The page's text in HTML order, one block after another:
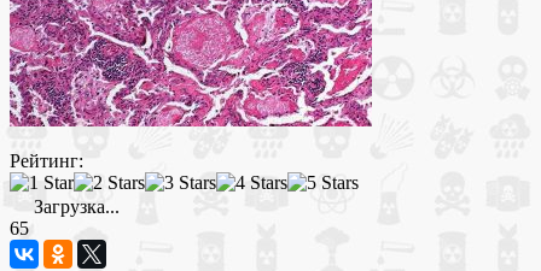
Рейтинг:
Загрузка...
65